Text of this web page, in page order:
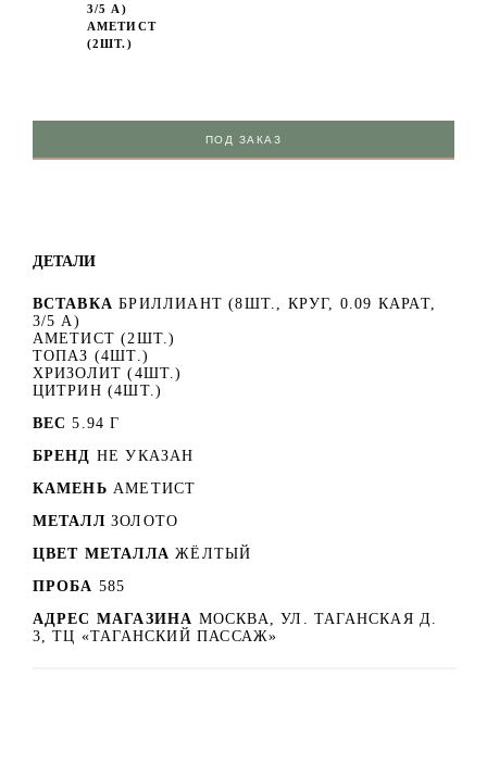
3/5 А)
АМЕТИСТ
(2ШТ.)
ПОД ЗАКАЗ
ДЕТАЛИ
ВСТАВКА БРИЛЛИАНТ (8ШТ., КРУГ, 0.09 КАРАТ,
3/5 А)
АМЕТИСТ (2ШТ.)
ТОПАЗ (4ШТ.)
ХРИЗОЛИТ (4ШТ.)
ЦИТРИН (4ШТ.)
ВЕС 5.94 Г
БРЕНД НЕ УКАЗАН
КАМЕНЬ АМЕТИСТ
МЕТАЛЛ ЗОЛОТО
ЦВЕТ МЕТАЛЛА ЖЁЛТЫЙ
ПРОБА 585
АДРЕС МАГАЗИНА МОСКВА, УЛ. ТАГАНСКАЯ Д.
3, ТЦ «ТАГАНСКИЙ ПАССАЖ»